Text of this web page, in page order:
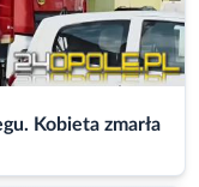
Kobieta zmarła